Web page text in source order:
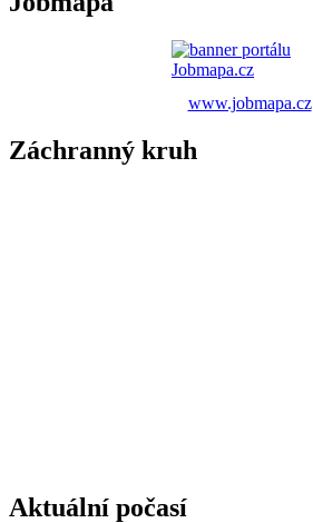
www.jobmapa.cz
Záchranný kruh
Aktuální počasí